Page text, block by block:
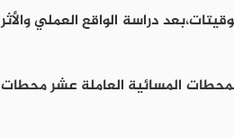
دراسة الواقع العملي والأثر
المسائية العاملة عشر محطات